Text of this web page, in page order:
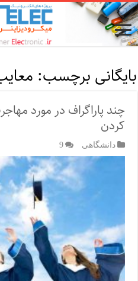
بایگانی برچسب:
چند پاراگراف در مورد
کردن
دانشگاهی 9